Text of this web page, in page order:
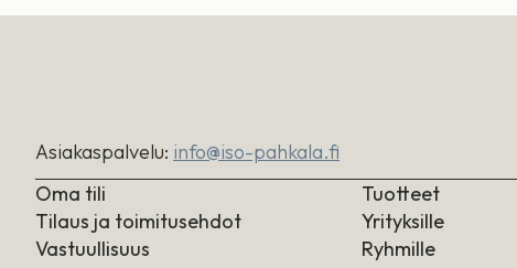
Asiakaspalvelu: info@iso-pahkala.fi
Oma tili
Tilaus ja toimitusehdot
Vastuullisuus
Tuotteet
Yrityksille
Ryhmille